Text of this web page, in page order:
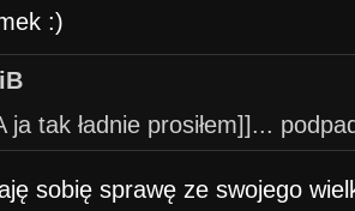
:)
ja tak ładnie prosiłem]]...
sobię sprawę ze swojego